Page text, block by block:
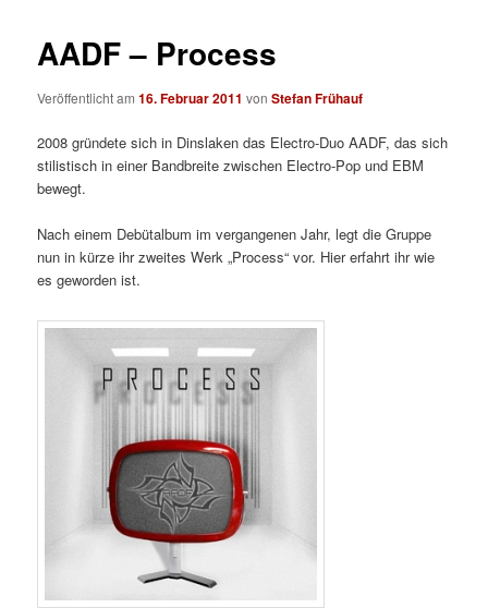
AADF – Process
Veröffentlicht am16. Februar 2011 vonStefan Frühauf
2008 gründete sich in Dinslaken das Electro-Duo AADF, das sich
stilistisch in einer Bandbreite zwischen Electro-Pop und EBM
bewegt.
Nach einem Debütalbum im vergangenen Jahr, legt die Gruppe
nun in kürze ihr zweites Werk „Process“ vor. Hier erfahrt ihr wie
es geworden ist.